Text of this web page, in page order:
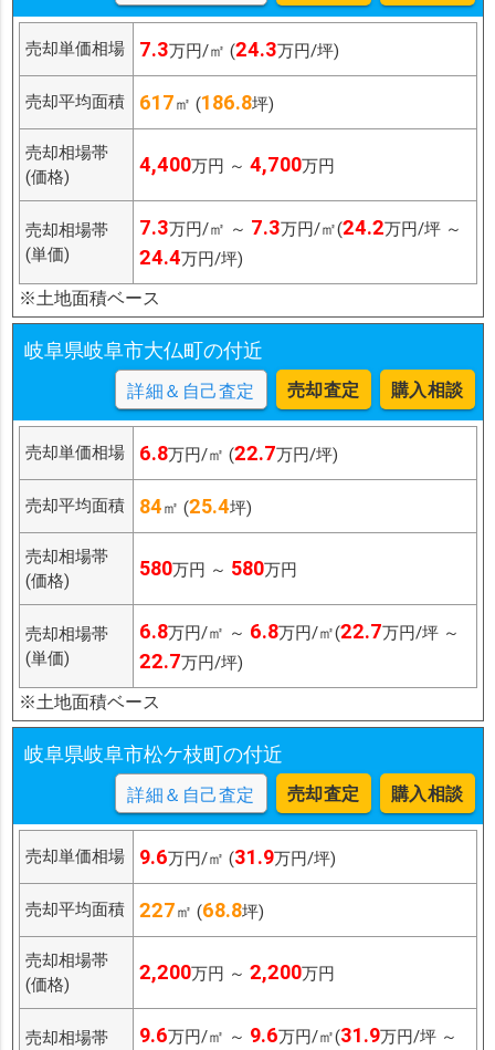
売却単価相場 7.3万円/㎡ (24.3万円/坪)
売却平均面積 617㎡ (186.8坪)
売却相場帯
(価格)
4,400万円 ～ 4,700万円
売却相場帯
(単価)
7.3万円/㎡ ～ 7.3万円/㎡(24.2万円/坪 ～
24.4万円/坪)
※土地面積ベース
岐阜県岐阜市大仏町の付近
詳細＆自己査定 売却査定 購入相談
売却単価相場 6.8万円/㎡ (22.7万円/坪)
売却平均面積 84㎡ (25.4坪)
売却相場帯
(価格)
580万円 ～ 580万円
売却相場帯
(単価)
6.8万円/㎡ ～ 6.8万円/㎡(22.7万円/坪 ～
22.7万円/坪)
※土地面積ベース
岐阜県岐阜市松ケ枝町の付近
詳細＆自己査定 売却査定 購入相談
売却単価相場 9.6万円/㎡ (31.9万円/坪)
売却平均面積 227㎡ (68.8坪)
売却相場帯
(価格)
2,200万円 ～ 2,200万円
売却相場帯
9.6万円/㎡ ～ 9.6万円/㎡(31.9万円/坪 ～